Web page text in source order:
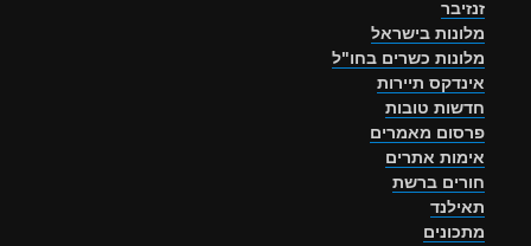
זנזיבר
מלונות בישראל
מלונות כשרים בחו"ל
אינדקס תיירות
חדשות טובות
פרסום מאמרים
אימות אתרים
חורים ברשת
תאילנד
מתכונים